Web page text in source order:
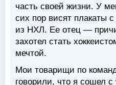
часть своей жизни. У
сих пор висят плакаты
из НХЛ. Ее отец —
захотел стать
мечтой.
Мои товарищи по
говорили, что я сошел